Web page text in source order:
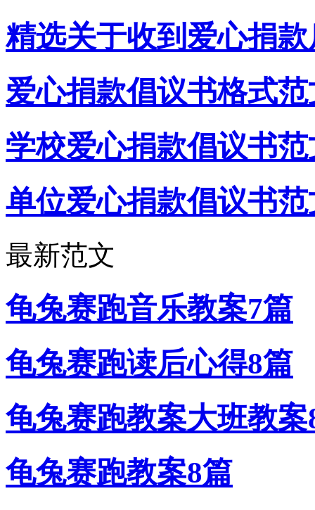
精选关于收到爱心捐
爱心捐款倡议书格式范
学校爱心捐款倡议书范
单位爱心捐款倡议书范
最新范文
龟兔赛跑音乐教案7篇
龟兔赛跑读后心得8篇
龟兔赛跑教案大班教案
龟兔赛跑教案8篇